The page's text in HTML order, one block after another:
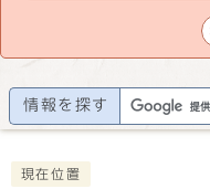
情報を探す
現在位置